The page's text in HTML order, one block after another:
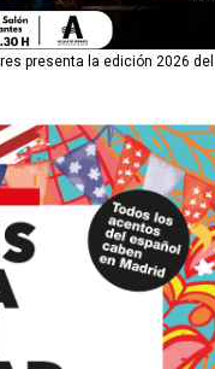
presenta la edición 2026